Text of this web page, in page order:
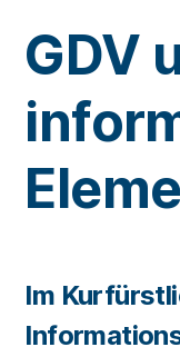
GDV
Im